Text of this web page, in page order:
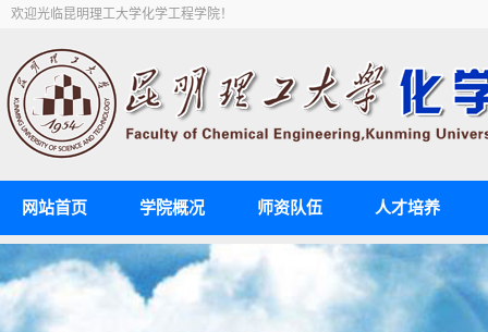
欢迎光临昆明理工大学化学工程学院！
网站首页 学院概况 师资队伍 人才培养